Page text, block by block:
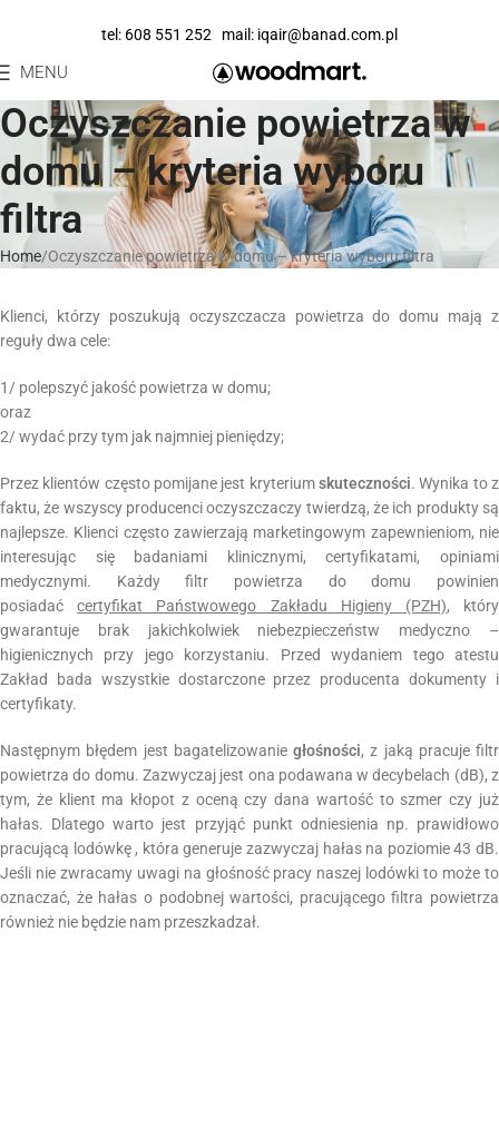
tel: 608 551 252 mail: iqair@banad.com.pl
MENU
Oczyszczanie powietrza w
domu – kryteria wyboru
filtra
Home Oczyszczanie powietrza w domu – kryteria wyboru filtra
Klienci, którzy poszukują oczyszczacza powietrza do domu mają z
reguły dwa cele:
1/ polepszyć jakość powietrza w domu;
oraz
2/ wydać przy tym jak najmniej pieniędzy;
Przez klientów często pomijane jest kryteriumskuteczności. Wynika to z
faktu, że wszyscy producenci oczyszczaczy twierdzą, że ich produkty są
najlepsze. Klienci często zawierzają marketingowym zapewnieniom, nie
interesując się badaniami klinicznymi, certyfikatami, opiniami
medycznymi. Każdy filtr powietrza do domu powinien
posiadaćcertyfikat Państwowego Zakładu Higieny (PZH), który
gwarantuje brak jakichkolwiek niebezpieczeństw medyczno –
higienicznych przy jego korzystaniu. Przed wydaniem tego atestu
Zakład bada wszystkie dostarczone przez producenta dokumenty i
certyfikaty.
Następnym błędem jest bagatelizowanie głośności, z jaką pracuje filtr
powietrza do domu. Zazwyczaj jest ona podawana w decybelach (dB), z
tym, że klient ma kłopot z oceną czy dana wartość to szmer czy już
hałas. Dlatego warto jest przyjąć punkt odniesienia np. prawidłowo
pracującą lodówkę , która generuje zazwyczaj hałas na poziomie 43 dB.
Jeśli nie zwracamy uwagi na głośność pracy naszej lodówki to może to
oznaczać, że hałas o podobnej wartości, pracującego filtra powietrza
również nie będzie nam przeszkadzał.